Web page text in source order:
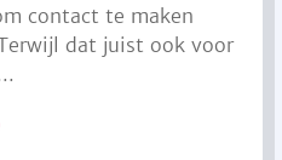
contact te maken
dat juist ook voor